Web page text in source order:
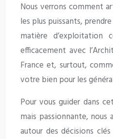
Nous verrons comment
les plus puissants,
matière d’exploitation
efficacement avec
France et, surtout,
votre bien pour les
Pour vous guider dans
mais passionnante, nous
autour des décisions